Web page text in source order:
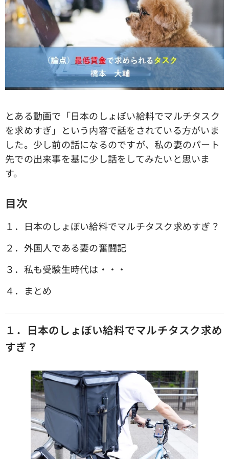
とある動画で「日本のしょぼい給料でマルチタスク
を求めすぎ」という内容で話をされている方がいま
した。少し前の話になるのですが、私の妻のパート
先での出来事を基に少し話をしてみたいと思いま
す。
目次
１．日本のしょぼい給料でマルチタスク求めすぎ？
２．外国人である妻の奮闘記
３．私も受験生時代は・・・
４．まとめ
１．日本のしょぼい給料でマルチタスク求め
すぎ？